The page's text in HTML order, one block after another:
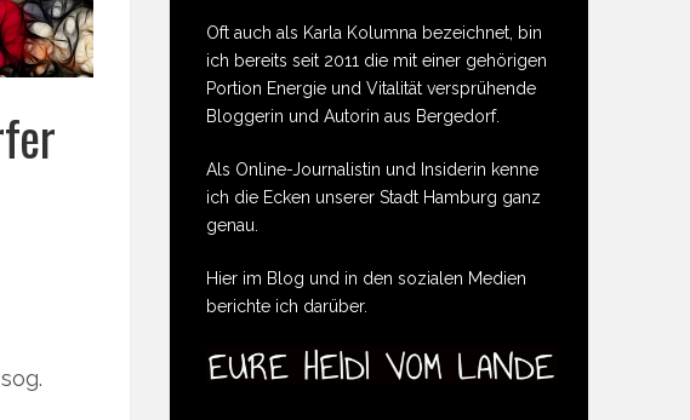
Oft auch als Karla Kolumna bezeichnet, bin
ich bereits seit 2011 die mit einer gehörigen
Portion Energie und Vitalität versprühende
Bloggerin und Autorin aus Bergedorf.
Als Online-Journalistin und Insiderin kenne
ich die Ecken unserer Stadt Hamburg ganz
genau.
Hier im Blog und in den sozialen Medien
berichte ich darüber.